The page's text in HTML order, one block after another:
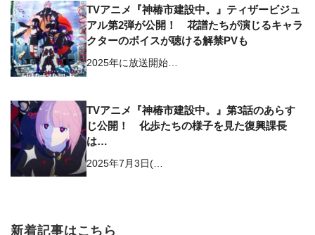
TVアニメ『神椿市建設中。』ティザービジュ
アル第2弾が公開！ 花譜たちが演じるキャラ
クターのボイスが聴ける解禁PVも
2025年に放送開始…
TVアニメ『神椿市建設中。』第3話のあらす
じ公開！ 化歩たちの様子を見た復興課長
は…
2025年7月3日(…
新着記事はこちら